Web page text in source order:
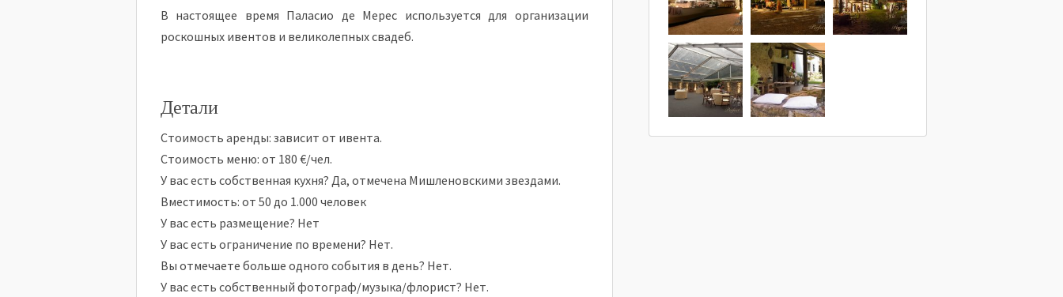
В настоящее время Паласио де Мерес используется для организации
роскошных ивентов и великолепных свадеб.
Детали
Стоимость аренды: зависит от ивента.
Стоимость меню: от 180 €/чел.
У вас есть собственная кухня? Да, отмечена Мишленовскими звездами.
Вместимость: от 50 до 1.000 человек
У вас есть размещение? Нет
У вас есть ограничение по времени? Нет.
Вы отмечаете больше одного события в день? Нет.
У вас есть собственный фотограф/музыка/флорист? Нет.